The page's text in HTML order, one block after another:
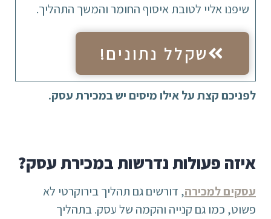
שיפנו אליי לטובת איסוף החומר והמשך התהליך.
שקלל נתונים!
לפניכם קצת על אילו מיסים יש במכירת עסק.
איזה פעולות נדרשות במכירת עסק?
עסקים למכירה, דורשים גם תהליך בירוקרטי לא
פשוט, כמו גם קנייה והקמה של עסק. בתהליך